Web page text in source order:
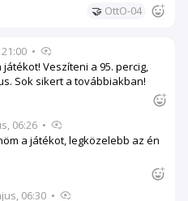
🤝 OttO-04
•
Veszíteni a 95. percig,
Sok sikert a továbbiakban!
06:26 •
a játékot, legközelebb az én
06:30 •